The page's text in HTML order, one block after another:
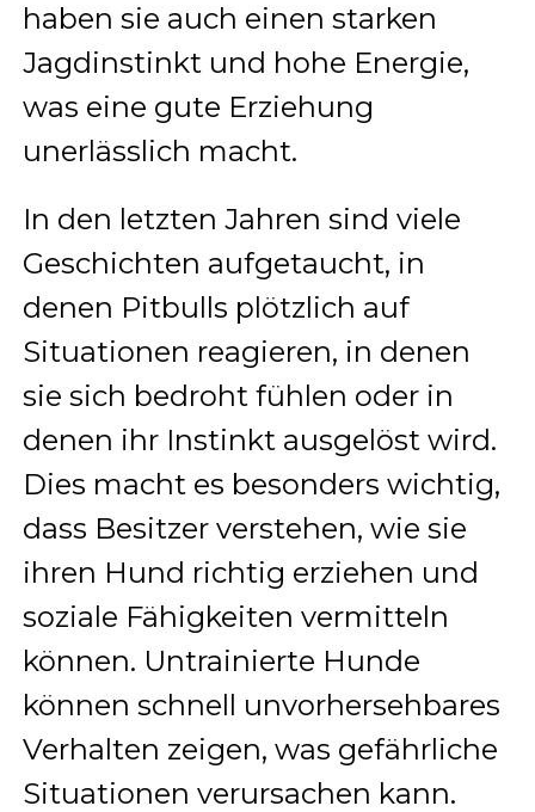
haben sie auch einen starken
Jagdinstinkt und hohe Energie,
was eine gute Erziehung
unerlässlich macht.
In den letzten Jahren sind viele
Geschichten aufgetaucht, in
denen Pitbulls plötzlich auf
Situationen reagieren, in denen
sie sich bedroht fühlen oder in
denen ihr Instinkt ausgelöst wird.
Dies macht es besonders wichtig,
dass Besitzer verstehen, wie sie
ihren Hund richtig erziehen und
soziale Fähigkeiten vermitteln
können. Untrainierte Hunde
können schnell unvorhersehbares
Verhalten zeigen, was gefährliche
Situationen verursachen kann.